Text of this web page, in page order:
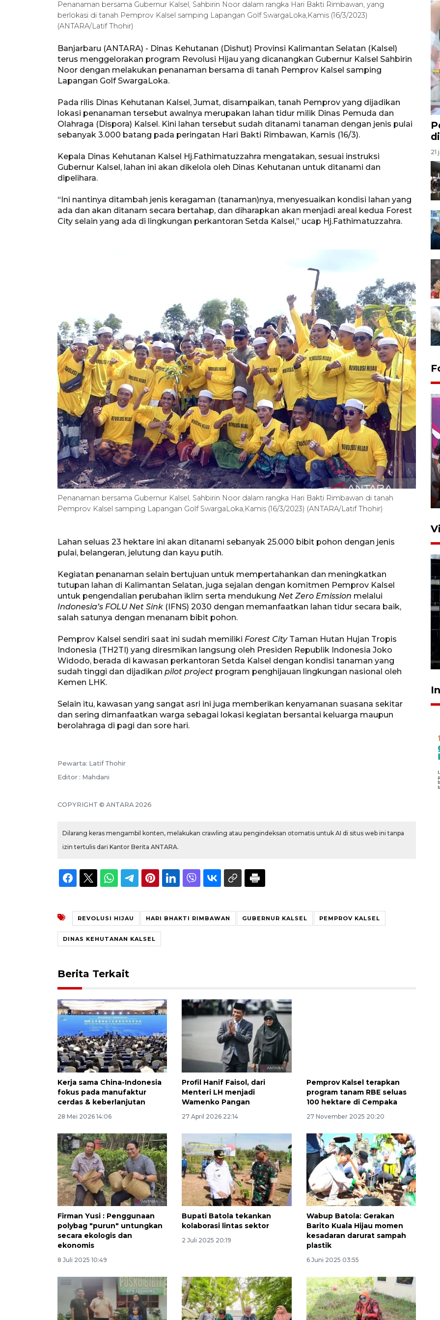
Penanaman bersama Gubernur Kalsel, Sahbirin Noor dalam rangka Hari Bakti Rimbawan, yang
berlokasi di tanah Pemprov Kalsel samping Lapangan Golf SwargaLoka,Kamis (16/3/2023)
(ANTARA/Latif Thohir)
Banjarbaru (ANTARA) - Dinas Kehutanan (Dishut) Provinsi Kalimantan Selatan (Kalsel)
terus menggelorakan program Revolusi Hijau yang dicanangkan Gubernur Kalsel Sahbirin
Noor dengan melakukan penanaman bersama di tanah Pemprov Kalsel samping
Lapangan Golf SwargaLoka.
Pada rilis Dinas Kehutanan Kalsel, Jumat, disampaikan, tanah Pemprov yang dijadikan
lokasi penanaman tersebut awalnya merupakan lahan tidur milik Dinas Pemuda dan
Olahraga (Dispora) Kalsel. Kini lahan tersebut sudah ditanami tanaman dengan jenis pulai
sebanyak 3.000 batang pada peringatan Hari Bakti Rimbawan, Kamis (16/3).
Kepala Dinas Kehutanan Kalsel Hj.Fathimatuzzahra mengatakan, sesuai instruksi
Gubernur Kalsel, lahan ini akan dikelola oleh Dinas Kehutanan untuk ditanami dan
dipelihara.
“Ini nantinya ditambah jenis keragaman (tanaman)nya, menyesuaikan kondisi lahan yang
ada dan akan ditanam secara bertahap, dan diharapkan akan menjadi areal kedua Forest
City selain yang ada di lingkungan perkantoran Setda Kalsel,” ucap Hj.Fathimatuzzahra.
Penanaman bersama Gubernur Kalsel, Sahbirin Noor dalam rangka Hari Bakti Rimbawan di tanah
Pemprov Kalsel samping Lapangan Golf SwargaLoka,Kamis (16/3/2023) (ANTARA/Latif Thohir)
Lahan seluas 23 hektare ini akan ditanami sebanyak 25.000 bibit pohon dengan jenis
pulai, belangeran, jelutung dan kayu putih.
Kegiatan penanaman selain bertujuan untuk mempertahankan dan meningkatkan
tutupan lahan di Kalimantan Selatan, juga sejalan dengan komitmen Pemprov Kalsel
untuk pengendalian perubahan iklim serta mendukung Net Zero Emission melalui
Indonesia’s FOLU Net Sink (IFNS) 2030 dengan memanfaatkan lahan tidur secara baik,
salah satunya dengan menanam bibit pohon.
Pemprov Kalsel sendiri saat ini sudah memiliki Forest City Taman Hutan Hujan Tropis
Indonesia (TH2TI) yang diresmikan langsung oleh Presiden Republik Indonesia Joko
Widodo, berada di kawasan perkantoran Setda Kalsel dengan kondisi tanaman yang
sudah tinggi dan dijadikan pilot project program penghijauan lingkungan nasional oleh
Kemen LHK.
Selain itu, kawasan yang sangat asri ini juga memberikan kenyamanan suasana sekitar
dan sering dimanfaatkan warga sebagai lokasi kegiatan bersantai keluarga maupun
berolahraga di pagi dan sore hari.
Pewarta: Latif Thohir
Editor : Mahdani
COPYRIGHT © ANTARA 2026
Dilarang keras mengambil konten, melakukan crawling atau pengindeksan otomatis untuk AI di situs web ini tanpa
izin tertulis dari Kantor Berita ANTARA.
REVOLUSI HIJAU HARI BHAKTI RIMBAWAN GUBERNUR KALSEL PEMPROV KALSEL
DINAS KEHUTANAN KALSEL
Berita Terkait
Kerja sama China-Indonesia
fokus pada manufaktur
cerdas & keberlanjutan
28 Mei 2026 14:06
Profil Hanif Faisol, dari
Menteri LH menjadi
Wamenko Pangan
27 April 2026 22:14
Pemprov Kalsel terapkan
program tanam RBE seluas
100 hektare di Cempaka
27 November 2025 20:20
Firman Yusi : Penggunaan
polybag "purun" untungkan
secara ekologis dan
ekonomis
8 Juli 2025 10:49
Bupati Batola tekankan
kolaborasi lintas sektor
2 Juli 2025 20:19
Wabup Batola: Gerakan
Barito Kuala Hijau momen
kesadaran darurat sampah
plastik
6 Juni 2025 03:55
21
Ketua DPRD Syahrial hadiri
pembukaan Turnamen Sepak
Bola Usia Dini
23 Juli 2026 21:36
Feature - Kalsel Merangkul
Bagian 1
30 Juli 2026 17:51
laki
2026-08-06 06:30:00